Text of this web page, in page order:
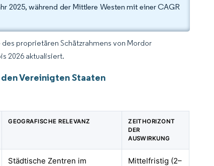
2025, während der Mittlere Westen mit einer CAGR
proprietären Schätzrahmens von Mordor
2026 aktualisiert.
Vereinigten Staaten
GEOGRAFISCHE RELEVANZ
ZEITHORIZONT
DER
AUSWIRKUNG
Städtische Zentren im
Mittelfristig (2–